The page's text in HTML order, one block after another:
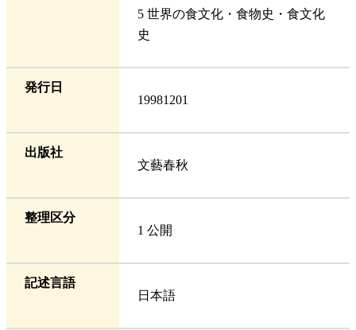
5 世界の食文化・食物史・食文化
史
発行日
19981201
出版社
文藝春秋
整理区分
1 公開
記述言語
日本語